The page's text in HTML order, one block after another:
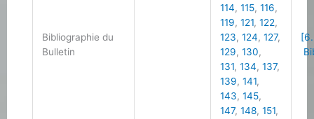
Bibliographie du
Bulletin
114,115,116,
119,121,122,
123,124,127,
129,130,
131,134,137,
139,141,
143,145,
147,148,151,